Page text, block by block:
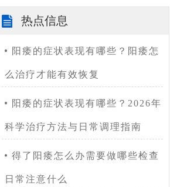
热点信息
阳痿的症状表现有哪些？阳痿怎
么治疗才能有效恢复
阳痿的症状表现有哪些？2026年
科学治疗方法与日常调理指南
得了阳痿怎么办需要做哪些检查
日常注意什么